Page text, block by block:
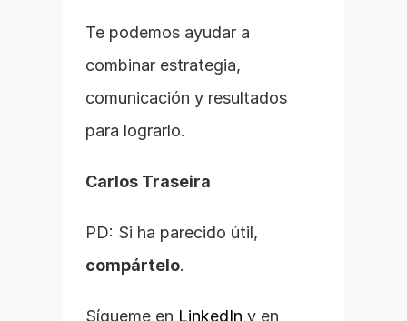
Te podemos ayudar a
combinar estrategia,
comunicación y resultados
para lograrlo.
​Carlos Traseira
compártelo.
Sígueme en LinkedIn